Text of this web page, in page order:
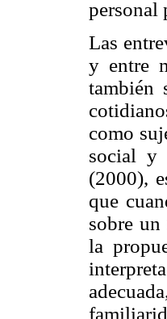
personal
Las
y entre
también
como
social y
(2000),
que
sobre
la